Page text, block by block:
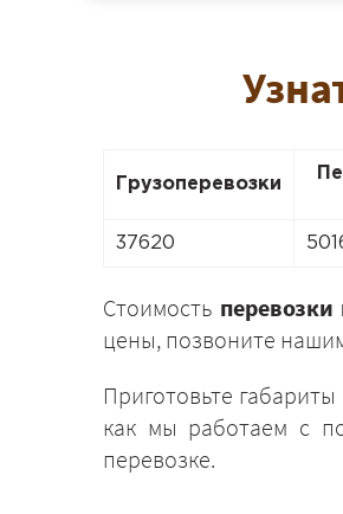
Грузоперевозки
37620
Стоимость перевозки
цены, позвоните
Приготовьте
как мы работаем с
перевозке.